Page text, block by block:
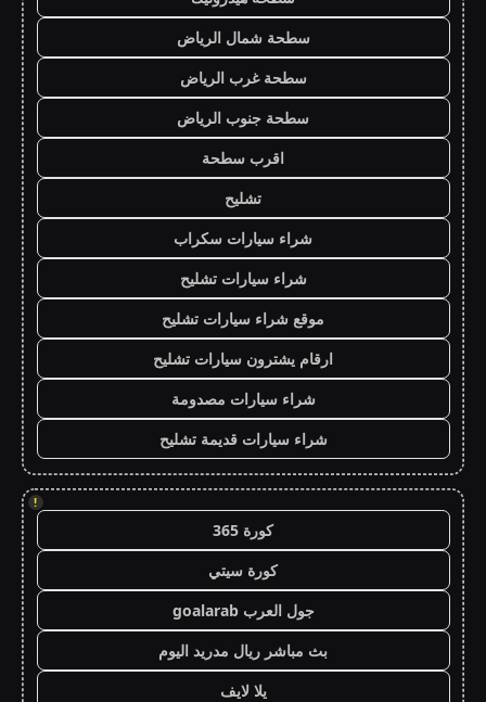
سطحة شمال الرياض
سطحة غرب الرياض
سطحة جنوب الرياض
اقرب سطحة
تشليح
شراء سيارات سكراب
شراء سيارات تشليح
موقع شراء سيارات تشليح
ارقام يشترون سيارات تشليح
شراء سيارات مصدومة
شراء سيارات قديمة تشليح
!
كورة 365
كورة سيتي
جول العرب goalarab
بث مباشر ريال مدريد اليوم
يلا لايف